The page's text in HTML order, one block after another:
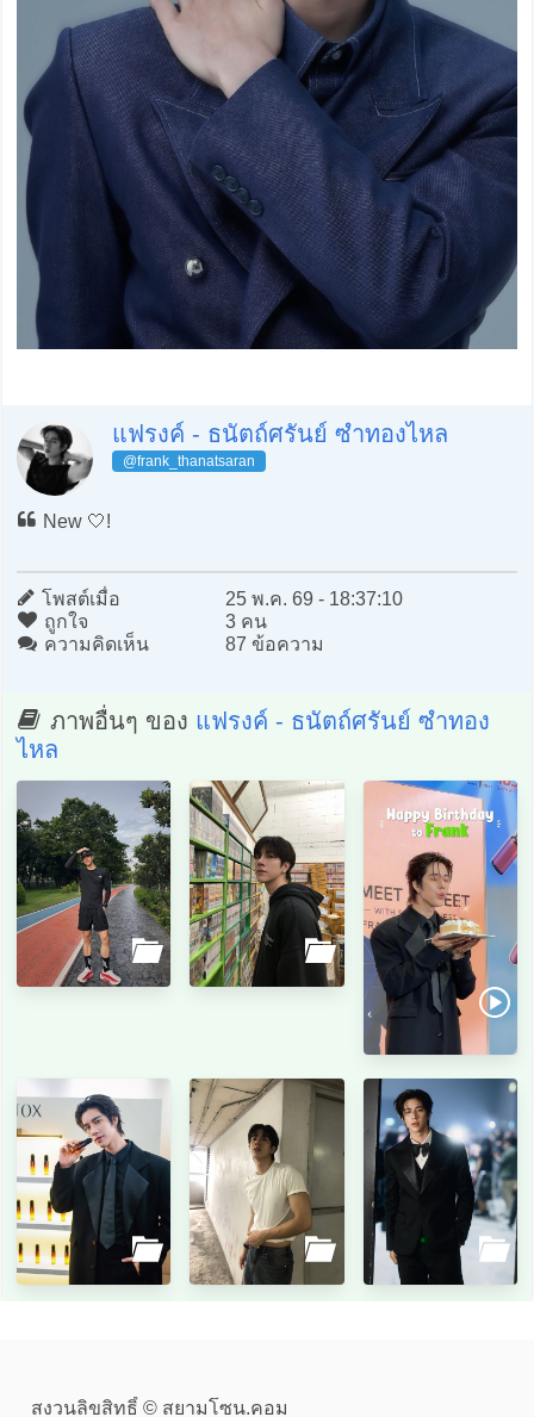
แฟรงค์ - ธนัตถ์ศรันย์ ซำทองไหล
@frank_thanatsaran
New 🤍!
โพสต์เมื่อ
25 พ.ค. 69 - 18:37:10
ถูกใจ
3 คน
ความคิดเห็น
87 ข้อความ
ภาพอื่นๆ ของ แฟรงค์ - ธนัตถ์ศรันย์ ซำทอง
ไหล
สงวนลิขสิทธิ์ © สยามโซน.คอม